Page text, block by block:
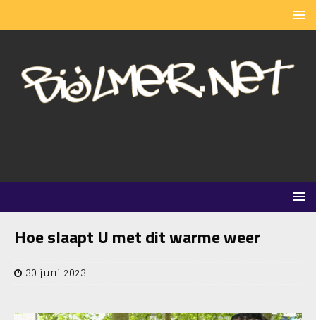
Hoe slaapt U met dit warme weer
30 juni 2023